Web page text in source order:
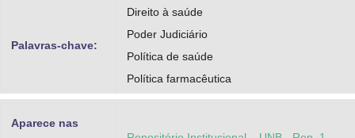
Palavras-chave:
Direito à saúde
Poder Judiciário
Política de saúde
Política farmacêutica
Aparece nas